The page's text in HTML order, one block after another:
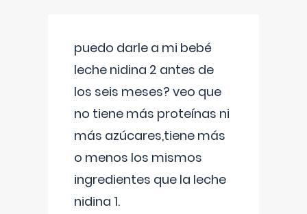
puedo darle a mi bebé
leche nidina 2 antes de
los seis meses? veo que
no tiene más proteínas ni
más azúcares,tiene más
o menos los mismos
ingredientes que la leche
nidina 1.